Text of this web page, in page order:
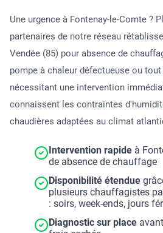
Une urgence à Fontenay-le-Comte ?
partenaires de notre réseau
Vendée (85) pour absence de
pompe à chaleur défectueuse ou
nécessitant une intervention
connaissent les contraintes
chaudières adaptées au climat
Intervention rapide à
de absence de chauffage
Disponibilité étendue
plusieurs chauffagistes
: soirs, week-ends, jours
Diagnostic sur place